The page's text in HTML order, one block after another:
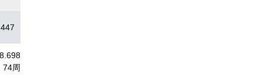
74周